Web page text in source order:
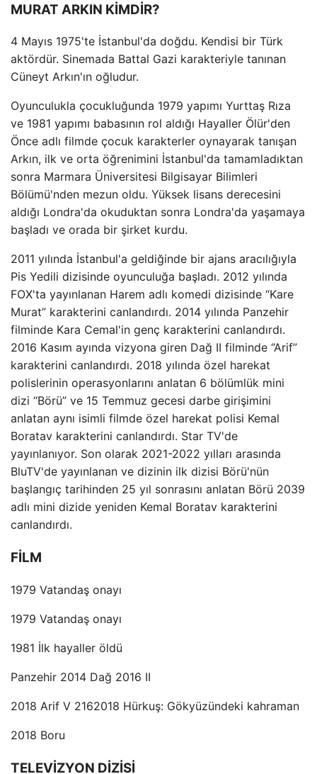
MURAT ARKIN KİMDİR?
4 Mayıs 1975'te İstanbul'da doğdu. Kendisi bir Türk
aktördür. Sinemada Battal Gazi karakteriyle tanınan
Cüneyt Arkın'ın oğludur.
Oyunculukla çocukluğunda 1979 yapımı Yurttaş Rıza
ve 1981 yapımı babasının rol aldığı Hayaller Ölür'den
Önce adlı filmde çocuk karakterler oynayarak tanışan
Arkın, ilk ve orta öğrenimini İstanbul'da tamamladıktan
sonra Marmara Üniversitesi Bilgisayar Bilimleri
Bölümü'nden mezun oldu. Yüksek lisans derecesini
aldığı Londra'da okuduktan sonra Londra'da yaşamaya
başladı ve orada bir şirket kurdu.
2011 yılında İstanbul'a geldiğinde bir ajans aracılığıyla
Pis Yedili dizisinde oyunculuğa başladı. 2012 yılında
FOX'ta yayınlanan Harem adlı komedi dizisinde “Kare
Murat” karakterini canlandırdı. 2014 yılında Panzehir
filminde Kara Cemal'in genç karakterini canlandırdı.
2016 Kasım ayında vizyona giren Dağ II filminde “Arif”
karakterini canlandırdı. 2018 yılında özel harekat
polislerinin operasyonlarını anlatan 6 bölümlük mini
dizi “Börü” ve 15 Temmuz gecesi darbe girişimini
anlatan aynı isimli filmde özel harekat polisi Kemal
Boratav karakterini canlandırdı. Star TV'de
yayınlanıyor. Son olarak 2021-2022 yılları arasında
BluTV'de yayınlanan ve dizinin ilk dizisi Börü'nün
başlangıç ​​tarihinden 25 yıl sonrasını anlatan Börü 2039
adlı mini dizide yeniden Kemal Boratav karakterini
canlandırdı.
FİLM
1979 Vatandaş onayı
1979 Vatandaş onayı
1981 İlk hayaller öldü
Panzehir 2014 Dağ 2016 II
2018 Arif V 2162018 Hürkuş: Gökyüzündeki kahraman
2018 Boru
TELEVİZYON DİZİSİ